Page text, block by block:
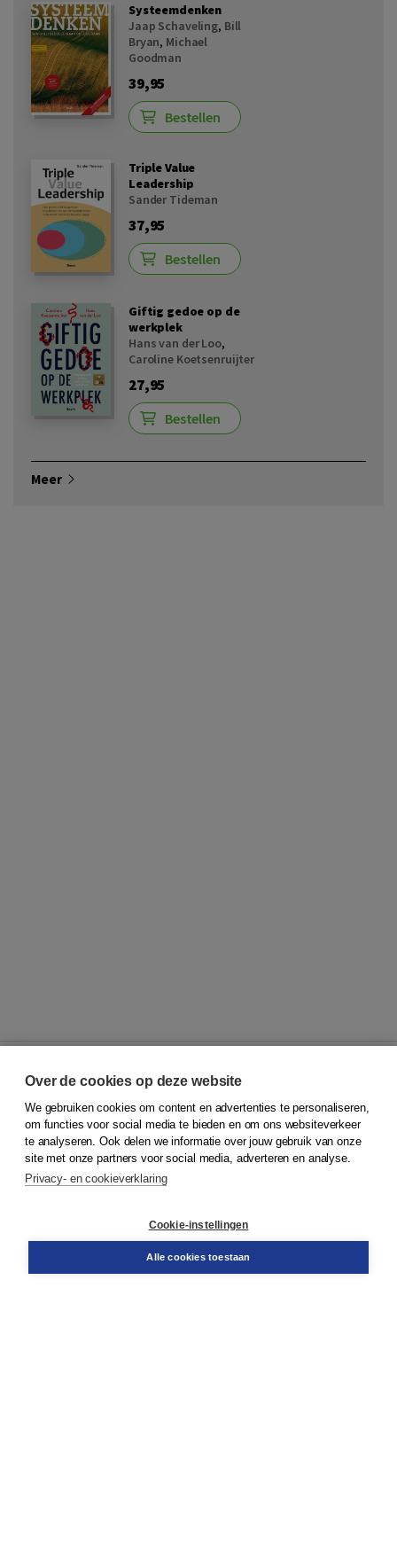
Systeemdenken
Jaap Schaveling, Bill
Bryan, Michael
Goodman
39,95
Bestellen
Triple Value
Leadership
Sander Tideman
37,95
Bestellen
Giftig gedoe op de
werkplek
Hans van der Loo,
Caroline Koetsenruijter
27,95
Bestellen
Meer
© 2026Koninklijke Boom uitgevers
Klantenservice
Service & informatie
Contact
Over de cookies op deze website
We gebruiken cookies om content en advertenties te personaliseren,
om functies voor social media te bieden en om ons websiteverkeer
te analyseren. Ook delen we informatie over jouw gebruik van onze
site met onze partners voor social media, adverteren en analyse.
Privacy- en cookieverklaring
Cookie-instellingen
Alle cookies toestaan